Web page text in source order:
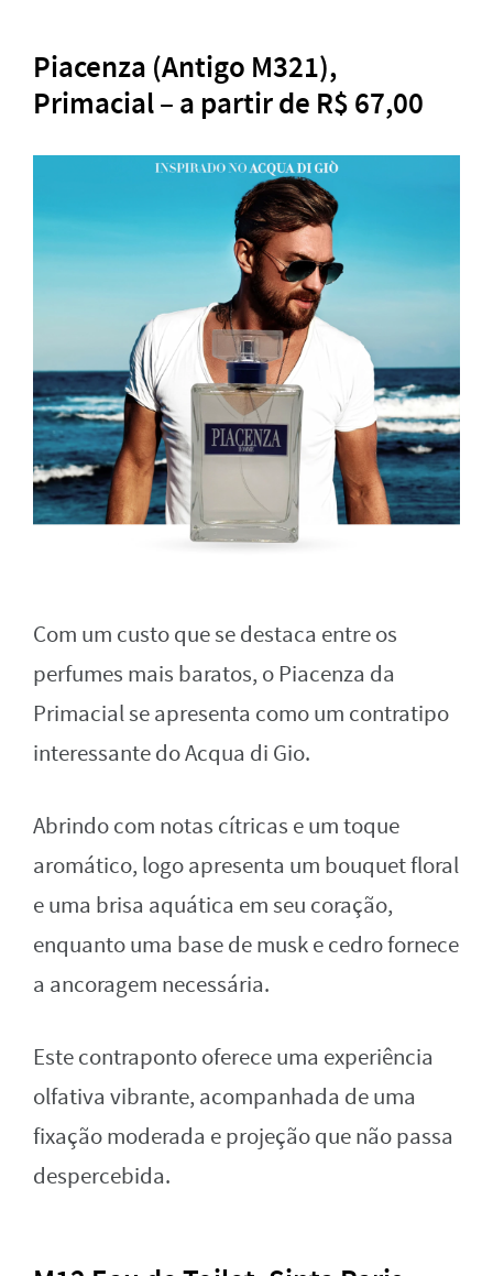
Piacenza (Antigo M321),
Primacial – a partir de R$ 67,00
Com um custo que se destaca entre os
perfumes mais baratos, o Piacenza da
Primacial se apresenta como um contratipo
interessante do Acqua di Gio.
Abrindo com notas cítricas e um toque
aromático, logo apresenta um bouquet floral
e uma brisa aquática em seu coração,
enquanto uma base de musk e cedro fornece
a ancoragem necessária.
Este contraponto oferece uma experiência
olfativa vibrante, acompanhada de uma
fixação moderada e projeção que não passa
despercebida.